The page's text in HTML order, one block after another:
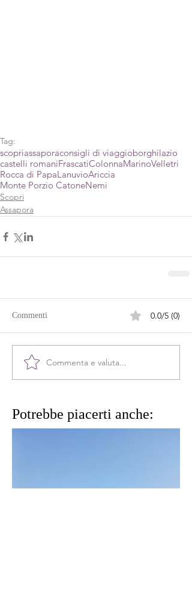
Tag:
scopriassaporaconsigli di viaggioborghilazio
castelli romaniFrascatiColonnaMarinoVelletri
Rocca di PapaLanuvioAriccia
Monte Porzio CatoneNemi
Scopri
Assapora
Commenti 0.0/5 (0)
Commenta e valuta...
Potrebbe piacerti anche: